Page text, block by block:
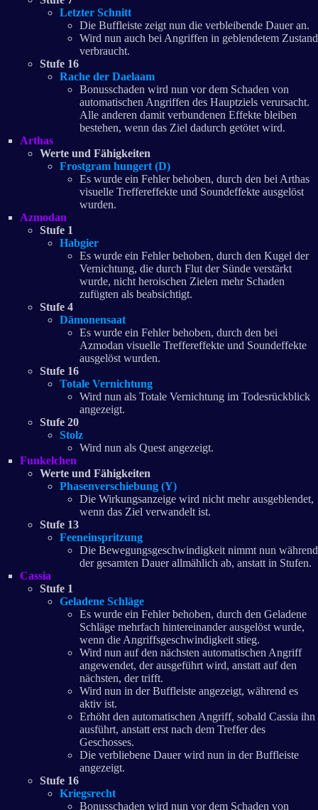
Letzter Schnitt
Die Buffleiste zeigt nun die verbleibende Dauer an.
Wird nun auch bei Angriffen in geblendetem Zustand
verbraucht.
Stufe 16
Rache der Daelaam
Bonusschaden wird nun vor dem Schaden von
automatischen Angriffen des Hauptziels verursacht.
Alle anderen damit verbundenen Effekte bleiben
bestehen, wenn das Ziel dadurch getötet wird.
Arthas
Werte und Fähigkeiten
Frostgram hungert (D)
Es wurde ein Fehler behoben, durch den bei Arthas
visuelle Treffereffekte und Soundeffekte ausgelöst
wurden.
Azmodan
Stufe 1
Habgier
Es wurde ein Fehler behoben, durch den Kugel der
Vernichtung, die durch Flut der Sünde verstärkt
wurde, nicht heroischen Zielen mehr Schaden
zufügten als beabsichtigt.
Stufe 4
Dämonensaat
Es wurde ein Fehler behoben, durch den bei
Azmodan visuelle Treffereffekte und Soundeffekte
ausgelöst wurden.
Stufe 16
Totale Vernichtung
Wird nun als Totale Vernichtung im Todesrückblick
angezeigt.
Stufe 20
Stolz
Wird nun als Quest angezeigt.
Funkelchen
Werte und Fähigkeiten
Phasenverschiebung (Y)
Die Wirkungsanzeige wird nicht mehr ausgeblendet,
wenn das Ziel verwandelt ist.
Stufe 13
Feeneinspritzung
Die Bewegungsgeschwindigkeit nimmt nun während
der gesamten Dauer allmählich ab, anstatt in Stufen.
Cassia
Stufe 1
Geladene Schläge
Es wurde ein Fehler behoben, durch den Geladene
Schläge mehrfach hintereinander ausgelöst wurde,
wenn die Angriffsgeschwindigkeit stieg.
Wird nun auf den nächsten automatischen Angriff
angewendet, der ausgeführt wird, anstatt auf den
nächsten, der trifft.
Wird nun in der Buffleiste angezeigt, während es
aktiv ist.
Erhöht den automatischen Angriff, sobald Cassia ihn
ausführt, anstatt erst nach dem Treffer des
Geschosses.
Die verbliebene Dauer wird nun in der Buffleiste
angezeigt.
Stufe 16
Kriegsrecht
Bonusschaden wird nun vor dem Schaden von